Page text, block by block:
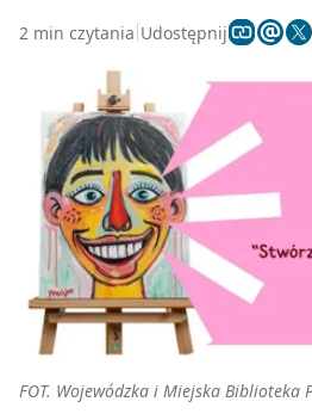
2 min czytania Udostępnij
FOT. Wojewódzka i Miejska Biblioteka